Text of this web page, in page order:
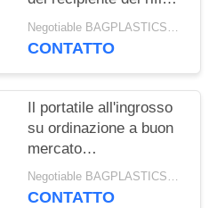
dell'automobile di
piegatura del recipiente
dell'organizzatore del
sedile posteriore
dell'automobile
Negotiable BAGPLASTICS@YAHOO.COM MOQ:1000pieces Skype: mydearneil
CONTATTO
Il portatile all'ingrosso
su ordinazione a buon
mercato
impermeabilizza la
pattumiera
Negotiable BAGPLASTICS@YAHOO.COM MOQ:1000pieces Skype: mydearneil
CONTATTO